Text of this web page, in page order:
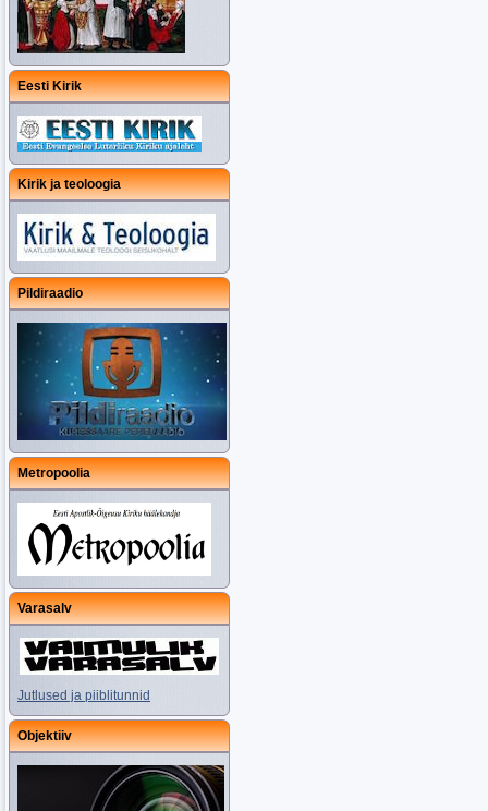
Eesti Kirik
Kirik ja teoloogia
Pildiraadio
Metropoolia
Varasalv
Jutlused ja piiblitunnid
Objektiiv